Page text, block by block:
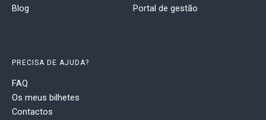
Blog
Portal de gestão
PRECISA DE AJUDA?
FAQ
Os meus bilhetes
Contactos